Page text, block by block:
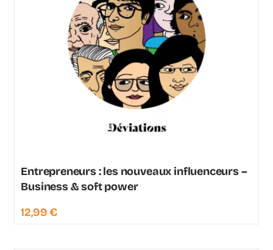
Entrepreneurs : les nouveaux influenceurs –
Business & soft power
12,99€